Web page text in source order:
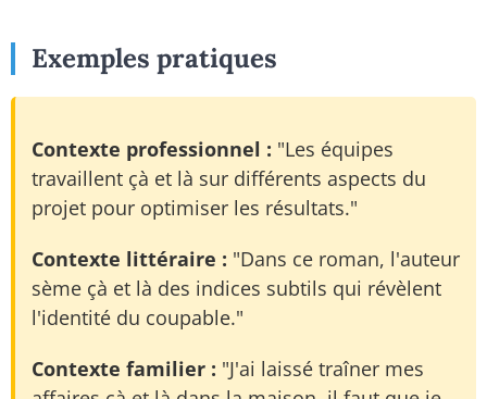
Exemples pratiques
Contexte professionnel : "Les équipes
travaillent çà et là sur différents aspects du
projet pour optimiser les résultats."
Contexte littéraire : "Dans ce roman, l'auteur
sème çà et là des indices subtils qui révèlent
l'identité du coupable."
Contexte familier : "J'ai laissé traîner mes